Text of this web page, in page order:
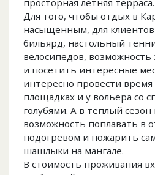
просторная летняя терраса.
Для того, чтобы отдых в
насыщенным, для
бильярд, настольный
велосипедов, возможность
и посетить интересные
интересно провести
площадках и у вольера со
голубями. А в теплый сезон
возможность поплавать в
подогревом и пожарить
шашлыки на мангале.
В стоимость проживания